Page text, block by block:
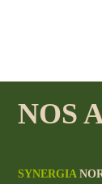
NOS
SYNERGIA